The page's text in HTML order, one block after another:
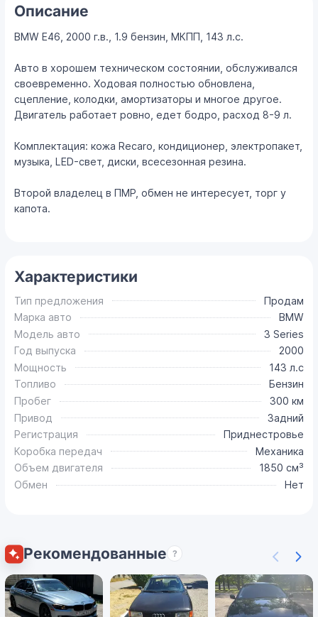
Описание
BMW E46, 2000 г.в., 1.9 бензин, МКПП, 143 л.с.
Авто в хорошем техническом состоянии, обслуживался
своевременно. Ходовая полностью обновлена,
сцепление, колодки, амортизаторы и многое другое.
Двигатель работает ровно, едет бодро, расход 8-9 л.
Комплектация: кожа Recaro, кондиционер, электропакет,
музыка, LED-свет, диски, всесезонная резина.
Второй владелец в ПМР, обмен не интересует, торг у
капота.
Характеристики
Тип предложения
Продам
Марка авто
BMW
Модель авто
3 Series
Год выпуска
2000
Мощность
143 л.с
Топливо
Бензин
Пробег
300 км
Привод
Задний
Регистрация
Приднестровье
Коробка передач
Механика
Объем двигателя
1850 см³
Обмен
Нет
Рекомендованные ?